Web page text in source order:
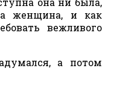
женщина, и как
вежливого
а потом